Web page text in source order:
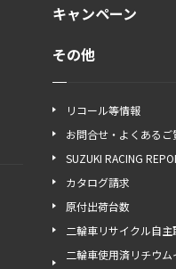
キャンペーン
その他
リコール等情報
お問合せ・よくあるご
SUZUKI RACING
カタログ請求
原付出荷台数
二輪車リサイクル自
二輪車使用済リチウ